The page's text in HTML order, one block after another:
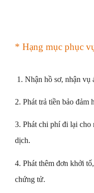
* Hạng mục phục
1. Nhận hồ sơ, nhận vụ
2. Phát trả tiền bảo đảm
3. Phát chi phí đi lại
dịch.
4. Phát thêm đơn khởi
chứng tử.